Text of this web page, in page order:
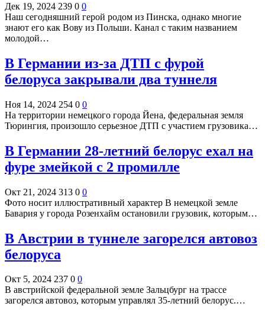
Дек 19, 2024 239 0 0
Наш сегодняшний герой родом из Пинска, однако многие
знают его как Вову из Польши. Канал с таким названием
молодой…
В Германии из-за ДТП с фурой
белоруса закрывали два туннеля
Ноя 14, 2024 254 0 0
На территории немецкого города Йена, федеральная земля
Тюрингия, произошло серьезное ДТП с участием грузовика…
В Германии 28-летний белорус ехал на
фуре змейкой с 2 промилле
Окт 21, 2024 313 0 0
Фото носит иллюстративный характер В немецкой земле
Бавария у города Розенхайм остановили грузовик, которым…
В Австрии в туннеле загорелся автовоз
белоруса
Окт 5, 2024 237 0 0
В австрийской федеральной земле Зальцбург на трассе
загорелся автовоз, которым управлял 35-летний белорус.…